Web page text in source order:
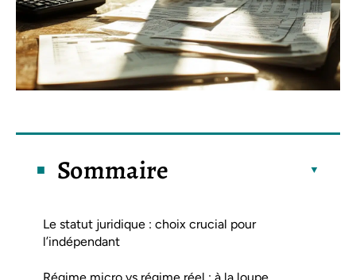
Sommaire
Le statut juridique : choix crucial pour
l’indépendant
Régime micro vs régime réel : à la loupe